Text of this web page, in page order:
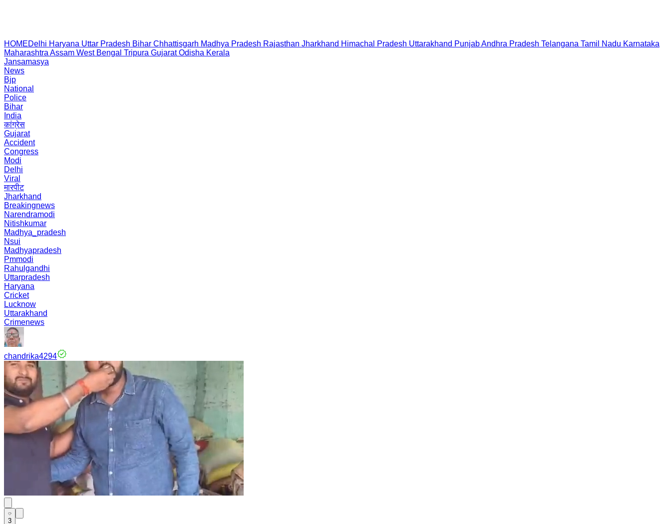
HOMEDelhi Haryana Uttar Pradesh Bihar Chhattisgarh Madhya Pradesh Rajasthan Jharkhand Himachal Pradesh Uttarakhand PunjabAndhra Pradesh Telangana Tamil Nadu Karnataka
Maharashtra Assam West Bengal Tripura Gujarat Odisha Kerala
Jansamasya
News
Bjp
National
Police
Bihar
India
कांग्रेस
Gujarat
Accident
Congress
Modi
Delhi
Viral
मारपीट
Jharkhand
Breakingnews
Narendramodi
Nitishkumar
Madhya_pradesh
Nsui
Madhyapradesh
Pmmodi
Rahulgandhi
Uttarpradesh
Haryana
Cricket
Lucknow
Uttarakhand
Crimenews
chandrika4294
3